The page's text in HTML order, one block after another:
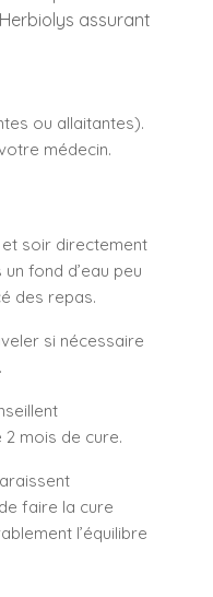
assurant
ou allaitantes).
médecin.
soir directement
fond d’eau peu
des repas.
si nécessaire
2 mois de cure.
faire la cure
l’équilibre